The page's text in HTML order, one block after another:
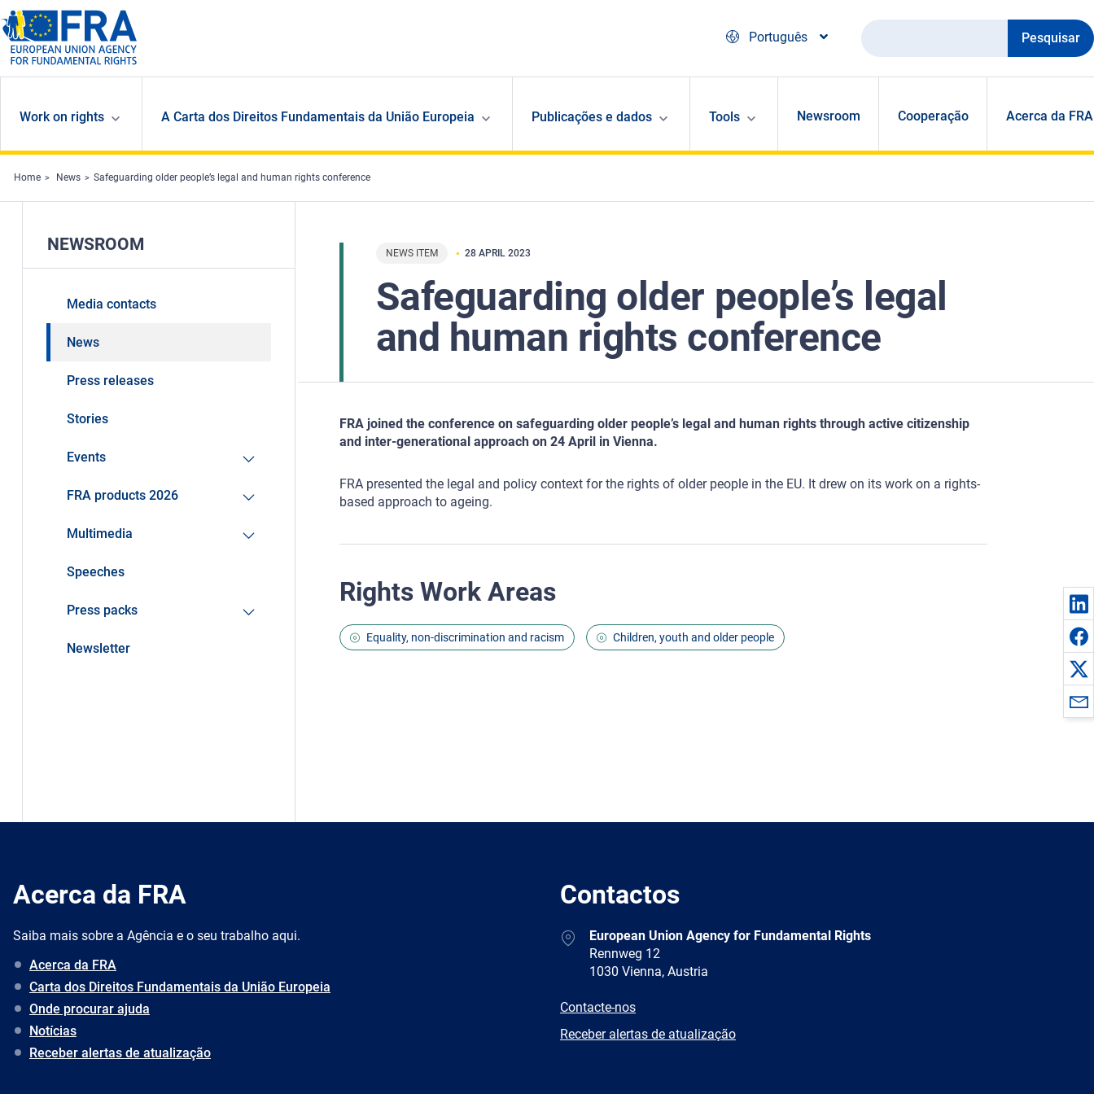
Skip to main content
Português
Pesquisar
Work on rights A Carta dos Direitos Fundamentais da União Europeia Publicações e dados Tools Newsroom Cooperação Acerca da FRA
Home News Safeguarding older people’s legal and human rights conference
NEWS ITEM 28 APRIL 2023
Safeguarding older people’s legal
and human rights conference
FRA joined the conference on safeguarding older people’s legal and human rights through active citizenship
and inter-generational approach on 24 April in Vienna.
FRA presented the legal and policy context for the rights of older people in the EU. It drew on its work on a rights-
based approach to ageing.
Rights Work Areas
Equality, non-discrimination and racism Children, youth and older people
NEWSROOM
Media contacts
News
Press releases
Stories
Events
FRA products 2026
Multimedia
Speeches
Press packs
Newsletter
Acerca da FRA
Saiba mais sobre a Agência e o seu trabalho aqui.
Acerca da FRA
Carta dos Direitos Fundamentais da União Europeia
Onde procurar ajuda
Notícias
Receber alertas de atualização
Contactos
AddressEuropean Union Agency for Fundamental Rights
Rennweg 12
1030 Vienna, Austria
E-
Contacte-nos
Newsletter
Receber alertas de atualização